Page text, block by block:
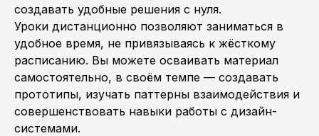
создавать удобные решения с нуля.
Уроки дистанционно позволяют заниматься в
удобное время, не привязываясь к жёсткому
расписанию. Вы можете осваивать материал
самостоятельно, в своём темпе — создавать
прототипы, изучать паттерны взаимодействия и
совершенствовать навыки работы с дизайн-
системами.